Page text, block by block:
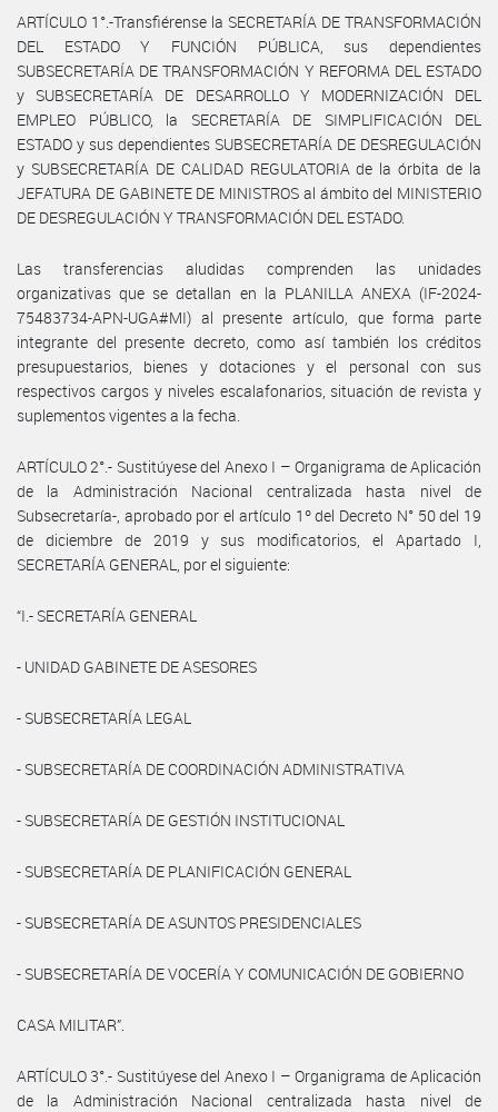
ARTÍCULO 1°.-Transfiérense la SECRETARÍA DE TRANSFORMACIÓN
DEL ESTADO Y FUNCIÓN PÚBLICA, sus dependientes
SUBSECRETARÍA DE TRANSFORMACIÓN Y REFORMA DEL ESTADO
y SUBSECRETARÍA DE DESARROLLO Y MODERNIZACIÓN DEL
EMPLEO PÚBLICO, la SECRETARÍA DE SIMPLIFICACIÓN DEL
ESTADO y sus dependientes SUBSECRETARÍA DE DESREGULACIÓN
y SUBSECRETARÍA DE CALIDAD REGULATORIA de la órbita de la
JEFATURA DE GABINETE DE MINISTROS al ámbito del MINISTERIO
DE DESREGULACIÓN Y TRANSFORMACIÓN DEL ESTADO.
Las transferencias aludidas comprenden las unidades
organizativas que se detallan en la PLANILLA ANEXA (IF-2024-
75483734-APN-UGA#MI) al presente artículo, que forma parte
integrante del presente decreto, como así también los créditos
presupuestarios, bienes y dotaciones y el personal con sus
respectivos cargos y niveles escalafonarios, situación de revista y
suplementos vigentes a la fecha.
ARTÍCULO 2°.- Sustitúyese del Anexo I – Organigrama de Aplicación
de la Administración Nacional centralizada hasta nivel de
Subsecretaría-, aprobado por el artículo 1º del Decreto N° 50 del 19
de diciembre de 2019 y sus modificatorios, el Apartado I,
SECRETARÍA GENERAL, por el siguiente:
“I.- SECRETARÍA GENERAL
- UNIDAD GABINETE DE ASESORES
- SUBSECRETARÍA LEGAL
- SUBSECRETARÍA DE COORDINACIÓN ADMINISTRATIVA
- SUBSECRETARÍA DE GESTIÓN INSTITUCIONAL
- SUBSECRETARÍA DE PLANIFICACIÓN GENERAL
- SUBSECRETARÍA DE ASUNTOS PRESIDENCIALES
- SUBSECRETARÍA DE VOCERÍA Y COMUNICACIÓN DE GOBIERNO
CASA MILITAR”.
ARTÍCULO 3°.- Sustitúyese del Anexo I – Organigrama de Aplicación
de la Administración Nacional centralizada hasta nivel de